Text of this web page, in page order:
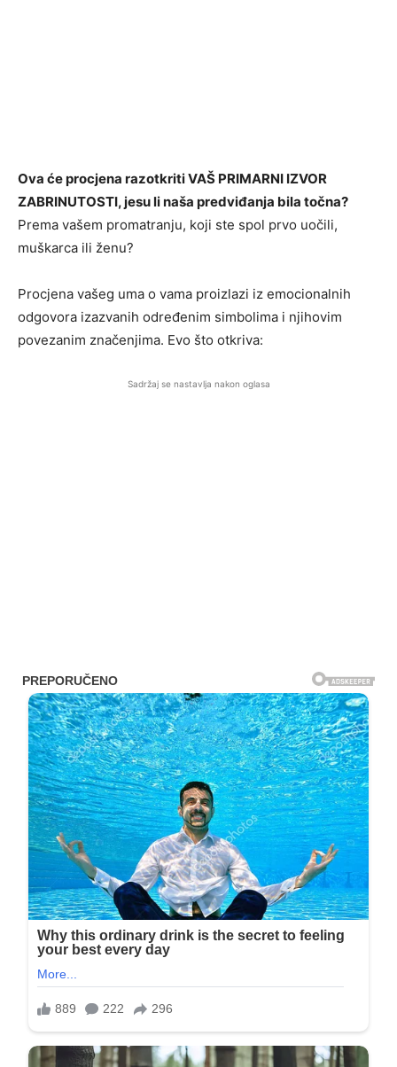
Ova će procjena razotkriti VAŠ PRIMARNI IZVOR
ZABRINUTOSTI, jesu li naša predviđanja bila točna?
Prema vašem promatranju, koji ste spol prvo uočili,
muškarca ili ženu?
Procjena vašeg uma o vama proizlazi iz emocionalnih
odgovora izazvanih određenim simbolima i njihovim
povezanim značenjima. Evo što otkriva:
Sadržaj se nastavlja nakon oglasa